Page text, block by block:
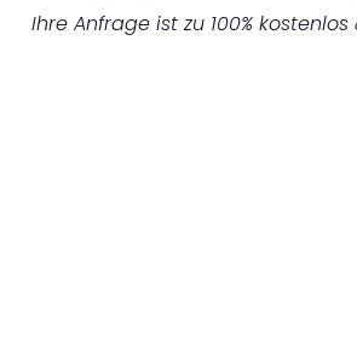
Ihre Anfrage ist zu 100%